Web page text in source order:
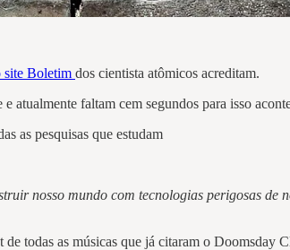
site Boletim dos cientista atômicos acreditam.
atualmente faltam cem segundos para isso
as pesquisas que estudam
nosso mundo com tecnologias perigosas
todas as músicas que já citaram o Doomsday